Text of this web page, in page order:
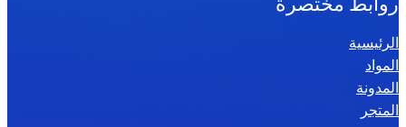
الرئيسية
المواد
المدونة
المتجر